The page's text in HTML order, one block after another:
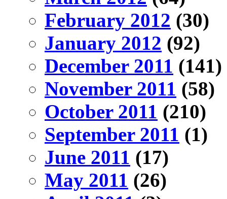
February 2012 (30)
January 2012 (92)
December 2011 (141)
November 2011 (58)
October 2011 (210)
September 2011 (1)
June 2011 (17)
May 2011 (26)